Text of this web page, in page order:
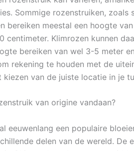
Sommige rozenstruiken, zoals
bereiken meestal een hoogte
centimeter. Klimrozen kunnen
bereiken van wel 3-5 meter
rekening te houden met de
kiezen van de juiste locatie in je
van origine vandaan?
eeuwenlang een populaire
delen van de wereld. De